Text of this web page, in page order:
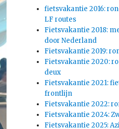
fietsvakantie 2016:
LF routes
Fietsvakantie 2018:
door Nederland
Fietsvakantie 2019:
Fietsvakantie 2020:
deux
Fietsvakantie 2021:
frontlijn
Fietsvakantie 2022:
Fietsvakantie 2024:
Fietsvakantie 2025: